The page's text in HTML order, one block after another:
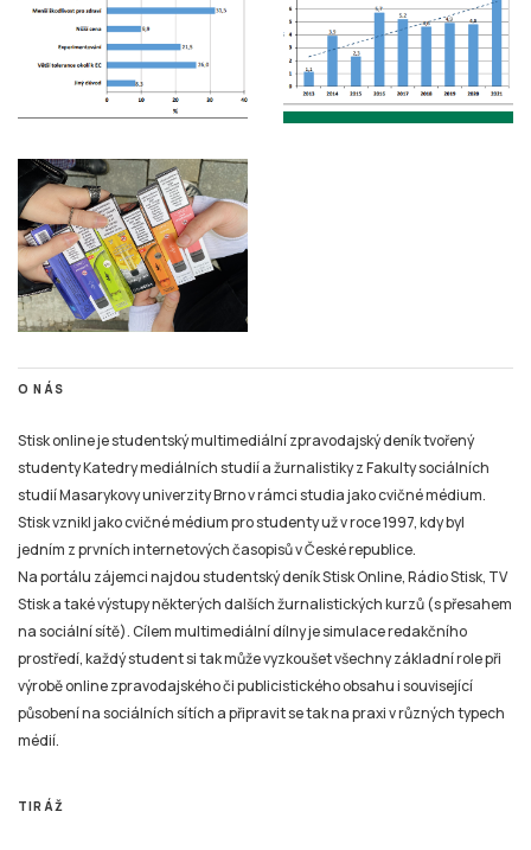
O NÁS
Stisk online je studentský multimediální zpravodajský deník tvořený
studenty Katedry mediálních studií a žurnalistiky z Fakulty sociálních
studií Masarykovy univerzity Brno v rámci studia jako cvičné médium.
Stisk vznikl jako cvičné médium pro studenty už v roce 1997, kdy byl
jedním z prvních internetových časopisů v České republice.
Na portálu zájemci najdou studentský deník Stisk Online, Rádio Stisk, TV
Stisk a také výstupy některých dalších žurnalistických kurzů (s přesahem
na sociální sítě). Cílem multimediální dílny je simulace redakčního
prostředí, každý student si tak může vyzkoušet všechny základní role při
výrobě online zpravodajského či publicistického obsahu i související
působení na sociálních sítích a připravit se tak na praxi v různých typech
médií.
TIRÁŽ